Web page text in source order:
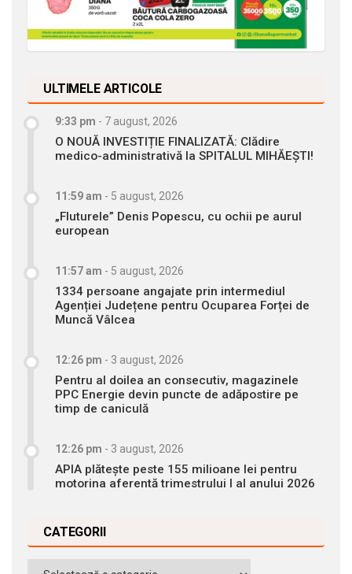
ULTIMELE ARTICOLE
9:33 pm - 7 august, 2026
O NOUĂ INVESTIȚIE FINALIZATĂ: Clădire
medico-administrativă la SPITALUL MIHĂEȘTI!
11:59 am - 5 august, 2026
„Fluturele” Denis Popescu, cu ochii pe aurul
european
11:57 am - 5 august, 2026
1334 persoane angajate prin intermediul
Agenției Județene pentru Ocuparea Forței de
Muncă Vâlcea
12:26 pm - 3 august, 2026
Pentru al doilea an consecutiv, magazinele
PPC Energie devin puncte de adăpostire pe
timp de caniculă
12:26 pm - 3 august, 2026
APIA plătește peste 155 milioane lei pentru
motorina aferentă trimestrului I al anului 2026
CATEGORII
Categorii